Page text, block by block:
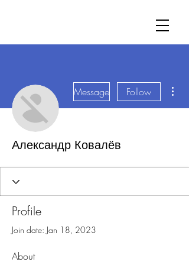
Message Follow
Александр Ковалёв
Profile
Join date: Jan 18, 2023
About